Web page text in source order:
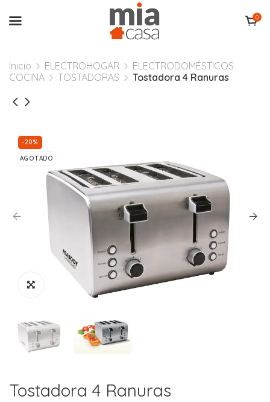
0
Inicio ELECTROHOGAR
ELECTRODOMÉSTICOS
COCINA
TOSTADORAS Tostadora 4 Ranuras
-20%
AGOTADO
Tostadora 4 Ranuras